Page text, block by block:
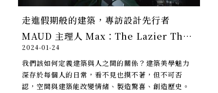
走進假期般的建築，專訪設計先行者
MAUD 主理人 Max：The Lazier The
Better
2024-01-24
我們該如何定義建築與人之間的關係？建築美學魅力
深存於每個人的日常，看不見也摸不著，但不可否
認，空間與建築能改變情緒、製造驚喜、創造歷史。